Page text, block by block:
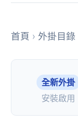
首頁 › 外掛目錄
全新外掛
安裝啟用